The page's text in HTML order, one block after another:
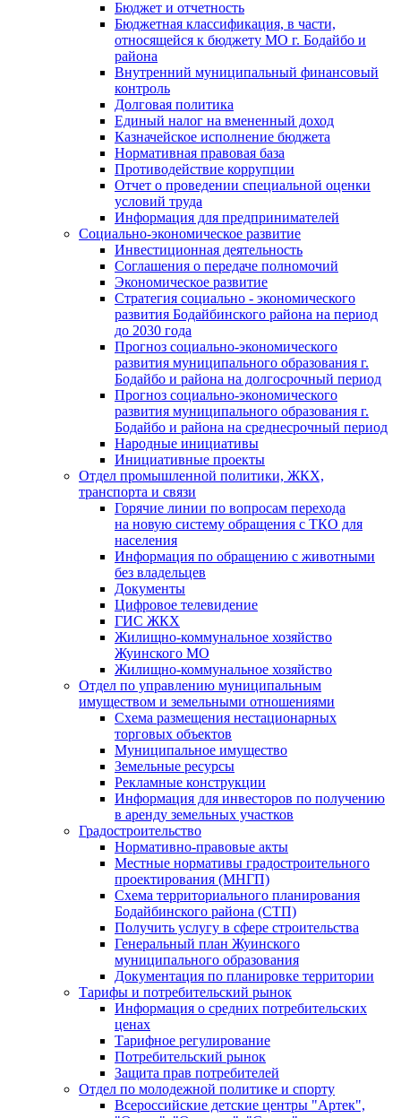
Бюджет и отчетность
Бюджетная классификация, в части,
относящейся к бюджету МО г. Бодайбо и
района
Внутренний муниципальный финансовый
контроль
Долговая политика
Единый налог на вмененный доход
Казначейское исполнение бюджета
Нормативная правовая база
Противодействие коррупции
Отчет о проведении специальной оценки
условий труда
Информация для предпринимателей
Социально-экономическое развитие
Инвестиционная деятельность
Соглашения о передаче полномочий
Экономическое развитие
Стратегия социально - экономического
развития Бодайбинского района на период
до 2030 года
Прогноз социально-экономического
развития муниципального образования г.
Бодайбо и района на долгосрочный период
Прогноз социально-экономического
развития муниципального образования г.
Бодайбо и района на среднесрочный период
Народные инициативы
Инициативные проекты
Отдел промышленной политики, ЖКХ,
транспорта и связи
Горячие линии по вопросам перехода
на новую систему обращения с ТКО для
населения
Информация по обращению с животными
без владельцев
Документы
Цифровое телевидение
ГИС ЖКХ
Жилищно-коммунальное хозяйство
Жуинского МО
Жилищно-коммунальное хозяйство
Отдел по управлению муниципальным
имуществом и земельными отношениями
Схема размещения нестационарных
торговых объектов
Муниципальное имущество
Земельные ресурсы
Рекламные конструкции
Информация для инвесторов по получению
в аренду земельных участков
Градостроительство
Нормативно-правовые акты
Местные нормативы градостроительного
проектирования (МНГП)
Схема территориального планирования
Бодайбинского района (СТП)
Получить услугу в сфере строительства
Генеральный план Жуинского
муниципального образования
Документация по планировке территории
Тарифы и потребительский рынок
Информация о средних потребительских
ценах
Тарифное регулирование
Потребительский рынок
Защита прав потребителей
Отдел по молодежной политике и спорту
Всероссийские детские центры "Артек",